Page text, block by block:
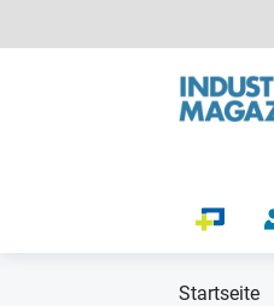
Startseite